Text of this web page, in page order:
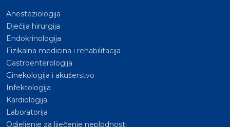
Anesteziologija
Dječija hirurgija
Endokrinologija
Fizikalna medicina i rehabilitacija
Gastroenterologija
Ginekologija i akušerstvo
Infektologija
Kardiologija
Laboratorija
Odjeljenje za liječenje neplodnosti